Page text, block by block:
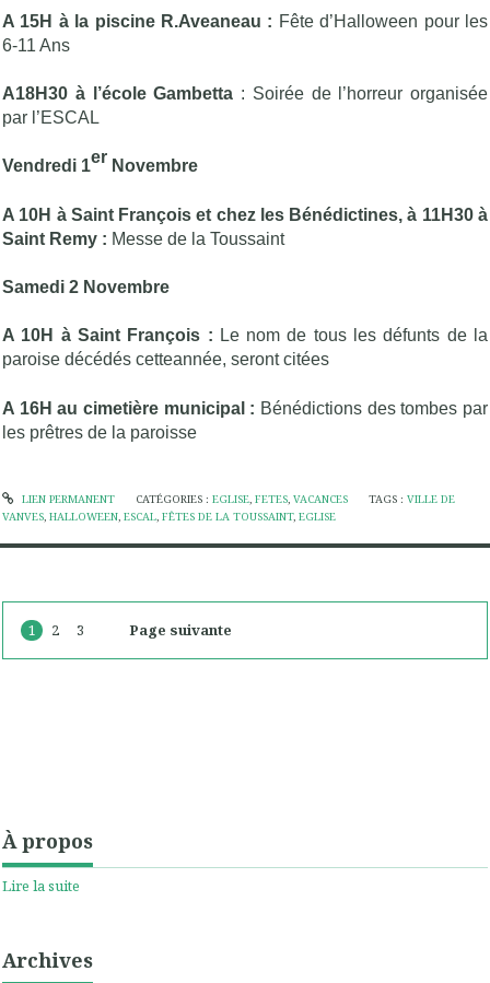
A 15H à la piscine R.Aveaneau : Fête d’Halloween pour les
6-11 Ans
A18H30 à l’école Gambetta : Soirée de l’horreur organisée
par l’ESCAL
Vendredi 1er Novembre
A 10H à Saint François et chez les Bénédictines, à 11H30 à
Saint Remy : Messe de la Toussaint
Samedi 2 Novembre
A 10H à Saint François : Le nom de tous les défunts de la
paroise décédés cetteannée, seront citées
A 16H au cimetière municipal : Bénédictions des tombes par
les prêtres de la paroisse
LIEN PERMANENT CATÉGORIES : EGLISE, FETES, VACANCES TAGS :VILLE DE
VANVES, HALLOWEEN, ESCAL, FÊTES DE LA TOUSSAINT, EGLISE
1 2 3 Page suivante
À propos
Lire la suite
Archives